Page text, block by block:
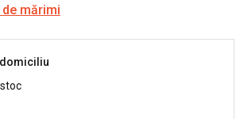
mărimi